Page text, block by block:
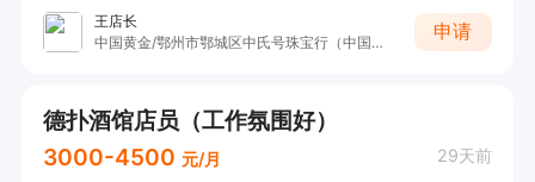
王店长
中国黄金/鄂州市鄂城区中氏号珠宝行（中国黄金）
申请
德扑酒馆店员（工作氛围好）
3000-4500 元/月 29天前